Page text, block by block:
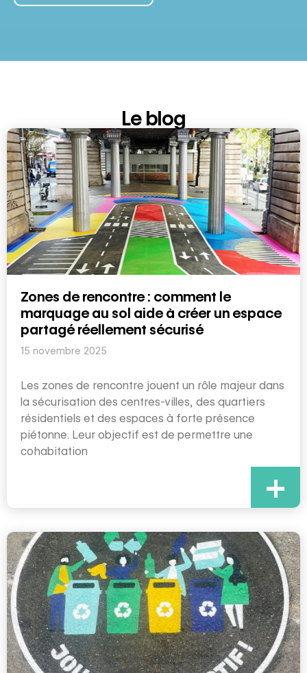
Le blog
Zones de rencontre : comment le
marquage au sol aide à créer un espace
partagé réellement sécurisé
15 novembre 2025
Les zones de rencontre jouent un rôle majeur dans
la sécurisation des centres-villes, des quartiers
résidentiels et des espaces à forte présence
piétonne. Leur objectif est de permettre une
cohabitation
+